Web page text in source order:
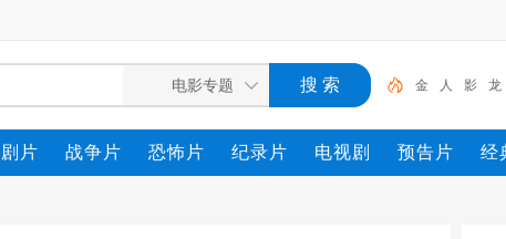
金 人 影 龙
金
片 战争片 恐怖片 纪录片 电视剧 预告片 经